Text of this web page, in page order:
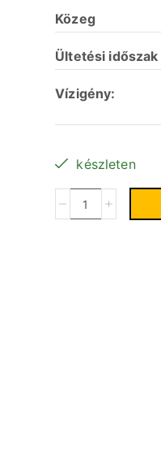
Közeg
Ültetési időszak
Vízigény:
készleten